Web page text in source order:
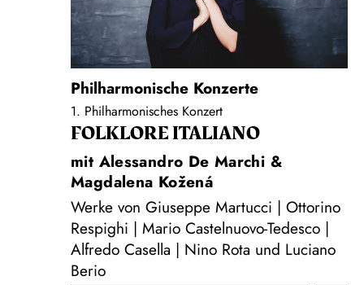
Philharmonische Konzerte
1. Philharmonisches Konzert
FOLKLORE ITALIANO
mit Alessandro De Marchi &
Magdalena Kožená
Werke von Giuseppe Martucci | Ottorino
Respighi | Mario Castelnuovo-Tedesco |
Alfredo Casella | Nino Rota und Luciano
Berio